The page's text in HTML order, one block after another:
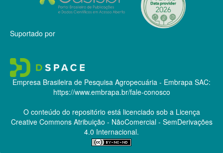
Suportado por
Empresa Brasileira de Pesquisa Agropecuária - Embrapa SAC:
https://www.embrapa.br/fale-conosco
O conteúdo do repositório está licenciado sob a Licença
Creative CommonsAtribuição - NãoComercial - SemDerivações
4.0 Internacional.